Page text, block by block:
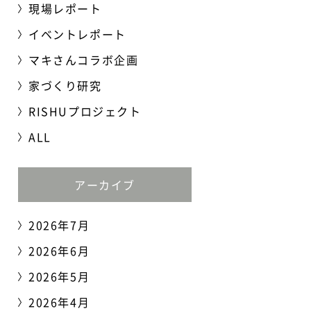
現場レポート
イベントレポート
マキさんコラボ企画
家づくり研究
RISHUプロジェクト
ALL
アーカイブ
2026年7月
2026年6月
2026年5月
2026年4月